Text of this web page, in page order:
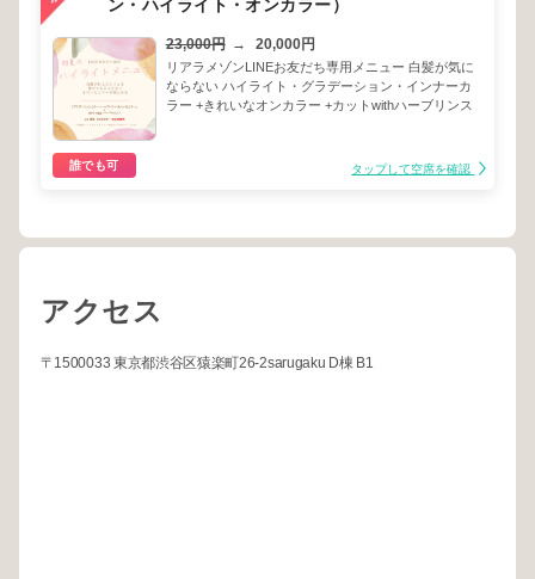
ン・ハイライト・オンカラー）
23,000円 → 20,000円
リアラメゾンLINEお友だち専用メニュー 白髪が気に
ならない ハイライト・グラデーション・インナーカ
ラー +きれいなオンカラー +カットwithハーブリンス
誰でも可 タップして空席を確認
アクセス
〒1500033 東京都渋谷区猿楽町26-2sarugaku D棟 B1